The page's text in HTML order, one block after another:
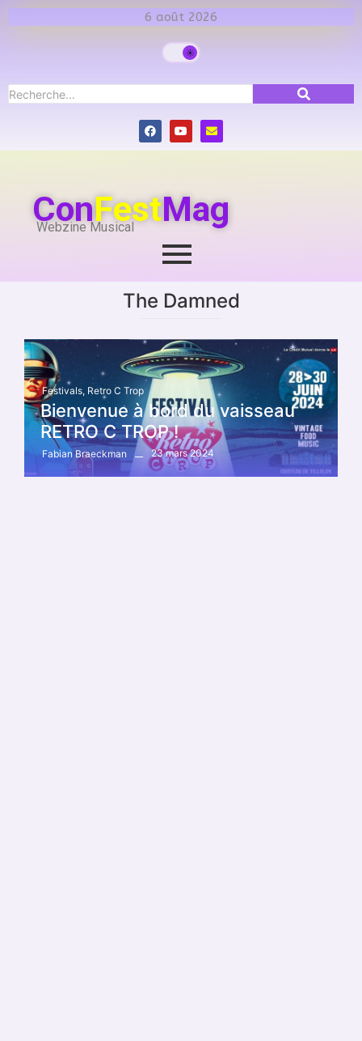
6 août 2026
ConFestMag
Webzine Musical
The Damned
Festivals, Retro C Trop
Bienvenue à bord du vaisseau
RETRO C TROP !
Fabian Braeckman 23 mars 2024